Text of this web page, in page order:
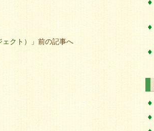
クト） 」前の記事へ